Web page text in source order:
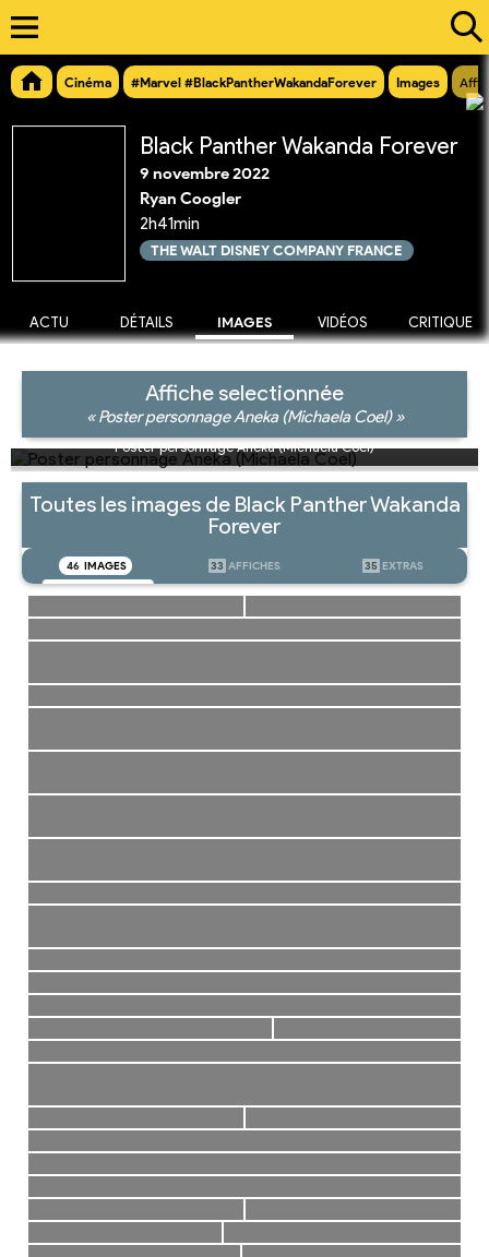
Cinéma #Marvel #BlackPantherWakandaForever Images
Black Panther Wakanda Forever
9 novembre 2022
Ryan Coogler
2h41min
THE WALT DISNEY COMPANY FRANCE
ACTU DÉTAILS IMAGES VIDÉOS CRITIQUE
Affiche selectionnée
« Poster personnage Aneka (Michaela Coel) »
Poster personnage Aneka (Michaela Coel)
Toutes les images de Black Panther Wakanda
Forever
46 IMAGES 33 AFFICHES 35 EXTRAS